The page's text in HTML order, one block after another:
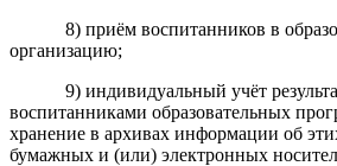
8) приём воспитанников в
организацию;
9) индивидуальный учёт
воспитанниками образовательных
хранение в архивах информации об
бумажных и (или) электронных